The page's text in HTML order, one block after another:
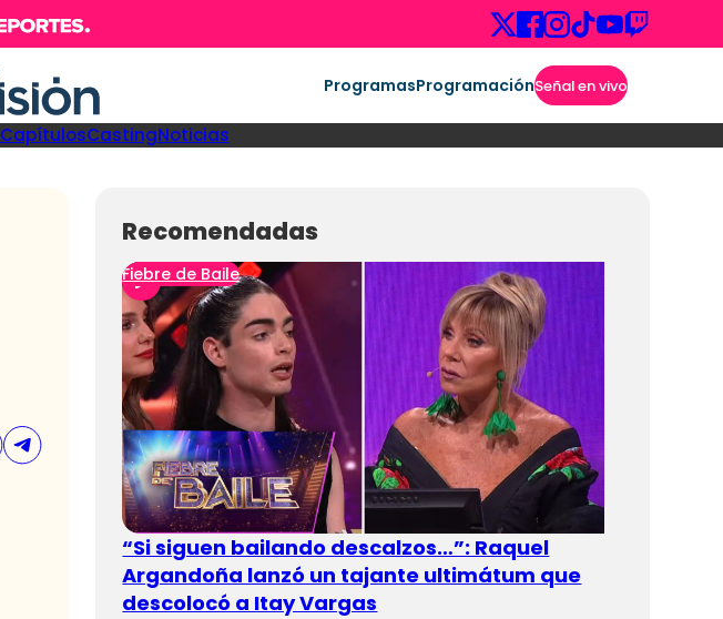
ProgramasProgramaciónSeñal en vivo
CapítulosCastingNoticias
Recomendadas
Fiebre de Baile
“Si siguen bailando descalzos…”: Raquel
Argandoña lanzó un tajante ultimátum que
descolocó a Itay Vargas